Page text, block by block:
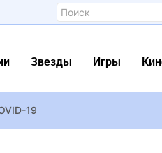
Звезды Игры
19